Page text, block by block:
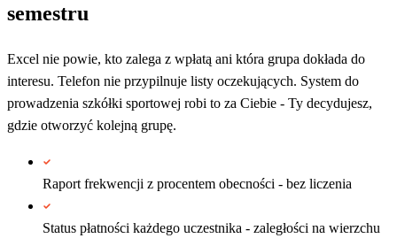
semestru
Excel nie powie, kto zalega z wpłatą ani która grupa dokłada do
interesu. Telefon nie przypilnuje listy oczekujących. System do
prowadzenia szkółki sportowej robi to za Ciebie - Ty decydujesz,
gdzie otworzyć kolejną grupę.
Raport frekwencji z procentem obecności - bez liczenia
Status płatności każdego uczestnika - zaległości na wierzchu